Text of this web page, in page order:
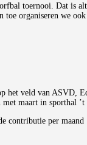
toernooi. Dat is
organiseren we
van ASVD,
sporthal ’t
per maand